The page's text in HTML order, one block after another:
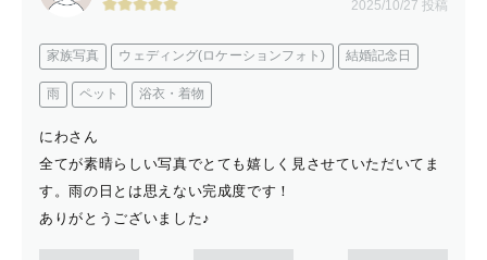
2025/10/27 投稿
家族写真 ウェディング(ロケーションフォト) 結婚記念日
雨 ペット 浴衣・着物
にわさん
全てが素晴らしい写真でとても嬉しく見させていただいてま
す。雨の日とは思えない完成度です！
ありがとうございました♪